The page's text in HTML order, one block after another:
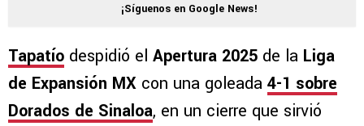
¡Síguenos en Google News!
Tapatío despidió el Apertura 2025 de la Liga
de Expansión MX con una goleada 4-1 sobre
Dorados de Sinaloa, en un cierre que sirvió